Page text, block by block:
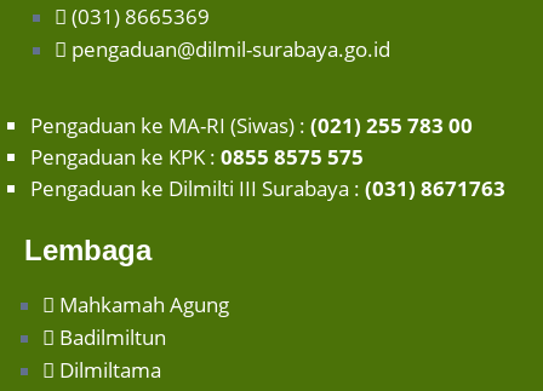
(031) 8665369
pengaduan@dilmil-surabaya.go.id
Pengaduan ke MA-RI (Siwas) : (021) 255 783 00
Pengaduan ke KPK : 0855 8575 575
Pengaduan ke Dilmilti III Surabaya : (031) 8671763
Lembaga
Mahkamah Agung
Badilmiltun
Dilmiltama